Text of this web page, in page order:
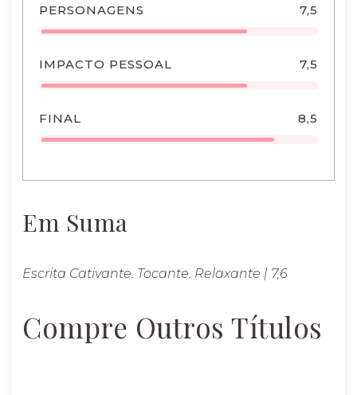
PERSONAGENS 7,5
IMPACTO PESSOAL 7,5
FINAL 8,5
Em Suma
Escrita Cativante. Tocante. Relaxante | 7,6
Compre Outros Títulos